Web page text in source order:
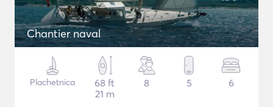
Chantier naval
Plachetnica
68 ft
21 m
8 5 6